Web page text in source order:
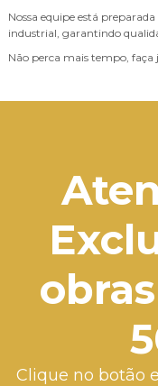
Nossa equipe está
industrial, garantindo
Não perca mais tempo, faça
Clique no botão